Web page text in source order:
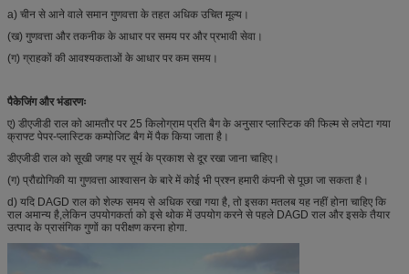
a) चीन से आने वाले समान गुणवत्ता के तहत अधिक उचित मूल्य।
(ख) गुणवत्ता और तकनीक के आधार पर समय पर और प्रभावी सेवा।
(ग) ग्राहकों की आवश्यकताओं के आधार पर कम समय।
पैकेजिंग और भंडारणः
ए) डीएजीडी राल को आमतौर पर 25 किलोग्राम प्रति बैग के अनुसार प्लास्टिक की फिल्म से लपेटा गया
क्राफ्ट पेपर-प्लास्टिक कम्पोजिट बैग में पैक किया जाता है।
डीएजीडी राल को सूखी जगह पर सूर्य के प्रकाश से दूर रखा जाना चाहिए।
(ग) प्रौद्योगिकी या गुणवत्ता आश्वासन के बारे में कोई भी प्रश्न हमारी कंपनी से पूछा जा सकता है।
d) यदि DAGD राल को शेल्फ समय से अधिक रखा गया है, तो इसका मतलब यह नहीं होना चाहिए कि
राल अमान्य है,लेकिन उपयोगकर्ता को इसे थोक में उपयोग करने से पहले DAGD राल और इसके तैयार
उत्पाद के प्रासंगिक गुणों का परीक्षण करना होगा.